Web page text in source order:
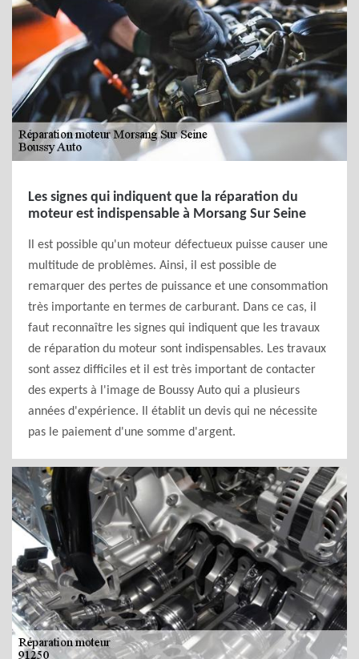
Les signes qui indiquent que la réparation du
moteur est indispensable à Morsang Sur Seine
Il est possible qu'un moteur défectueux puisse causer une
multitude de problèmes. Ainsi, il est possible de
remarquer des pertes de puissance et une consommation
très importante en termes de carburant. Dans ce cas, il
faut reconnaître les signes qui indiquent que les travaux
de réparation du moteur sont indispensables. Les travaux
sont assez difficiles et il est très important de contacter
des experts à l'image de Boussy Auto qui a plusieurs
années d'expérience. Il établit un devis qui ne nécessite
pas le paiement d'une somme d'argent.